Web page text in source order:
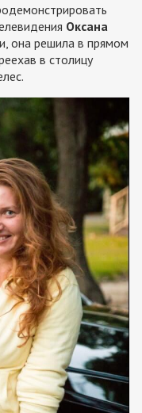
Оксана
она решила в прямом
в столицу